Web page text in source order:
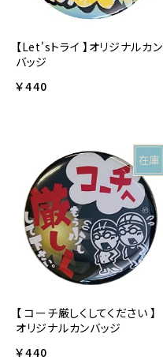
【Let'sトライ 】オリジナルカン
バッジ
￥440
【 コーチ厳しくしてください 】
オリジナルカンバッジ
￥440